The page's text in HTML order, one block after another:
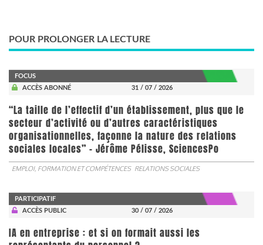
POUR PROLONGER LA LECTURE
FOCUS
ACCÈS ABONNÉ
31 / 07 / 2026
“La taille de l’effectif d’un établissement, plus que le
secteur d’activité ou d’autres caractéristiques
organisationnelles, façonne la nature des relations
sociales locales” - Jérôme Pélisse, SciencesPo
EMPLOI, FORMATION ET COMPÉTENCES RELATIONS SOCIALES
PARTICIPATIF
ACCÈS PUBLIC
30 / 07 / 2026
IA en entreprise : et si on formait aussi les